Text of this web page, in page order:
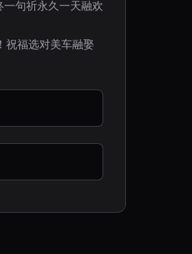
句祈永久一天融欢
祝福选对美车融娶